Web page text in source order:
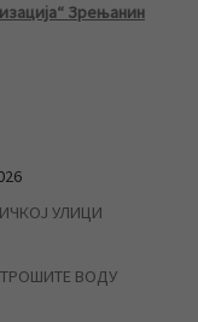
Зрењанин
УЛИЦИ
ВОДУ